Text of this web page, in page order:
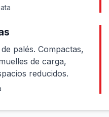
palés. Compactas,
de carga,
reducidos.